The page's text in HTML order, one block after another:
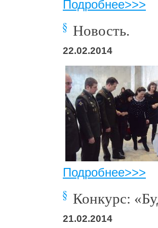
Подробнее>>>
Новость.
22.02.2014
Подробнее>>>
Конкурс:
21.02.2014